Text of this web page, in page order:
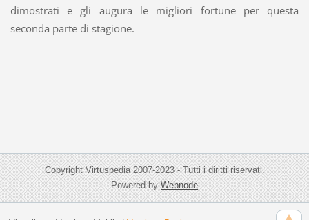
dimostrati e gli augura le migliori fortune per questa
seconda parte di stagione.
Copyright Virtuspedia 2007-2023 - Tutti i diritti riservati.
Powered byWebnode